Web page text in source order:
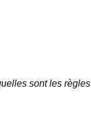
sont les règles